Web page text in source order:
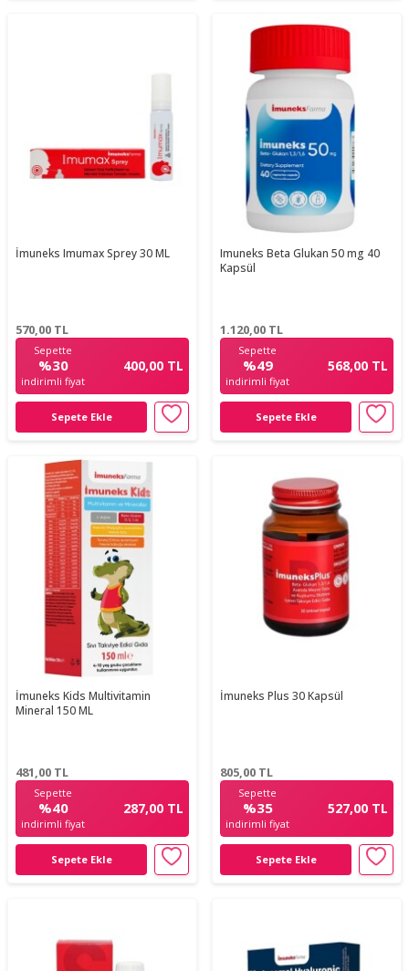
İmuneks Imumax Sprey 30 ML
570,00 TL
Sepette
%30
indirimli fiyat
400,00 TL
Sepete Ekle
Imuneks Beta Glukan 50 mg 40
Kapsül
1.120,00 TL
Sepette
%49
indirimli fiyat
568,00 TL
Sepete Ekle
İmuneks Kids Multivitamin
Mineral 150 ML
481,00 TL
Sepette
%40
indirimli fiyat
287,00 TL
Sepete Ekle
İmuneks Plus 30 Kapsül
805,00 TL
Sepette
%35
indirimli fiyat
527,00 TL
Sepete Ekle